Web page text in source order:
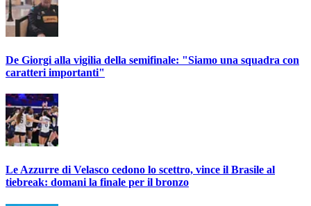
De Giorgi alla vigilia della semifinale: "Siamo una squadra con
caratteri importanti"
Le Azzurre di Velasco cedono lo scettro, vince il Brasile al
tiebreak: domani la finale per il bronzo